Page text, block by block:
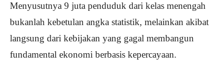
Menyusutnya 9 juta penduduk dari kelas menengah
bukanlah kebetulan angka statistik, melainkan akibat
langsung dari kebijakan yang gagal membangun
fundamental ekonomi berbasis kepercayaan.